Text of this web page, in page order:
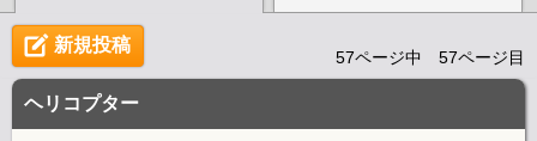
新規投稿
57ページ中 57ページ目
ヘリコプター